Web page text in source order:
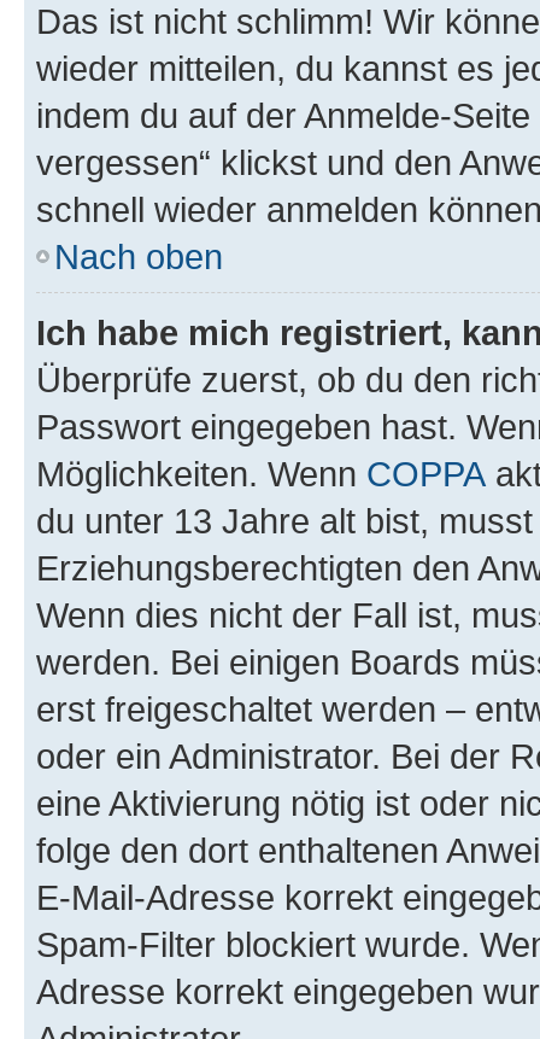
Das ist nicht schlimm! Wir
wieder mitteilen, du kannst es
indem du auf der Anmelde-
vergessen“ klickst und den
schnell wieder anmelden
Nach oben
Ich habe mich registriert,
Überprüfe zuerst, ob du den
Passwort eingegeben hast.
Möglichkeiten. Wenn COPPA
du unter 13 Jahre alt bist,
Erziehungsberechtigten den
Wenn dies nicht der Fall ist,
werden. Bei einigen Boards
erst freigeschaltet werden –
oder ein Administrator. Bei der
eine Aktivierung nötig ist oder
folge den dort enthaltenen
E-Mail-Adresse korrekt
Spam-Filter blockiert wurde.
Adresse korrekt eingegeben